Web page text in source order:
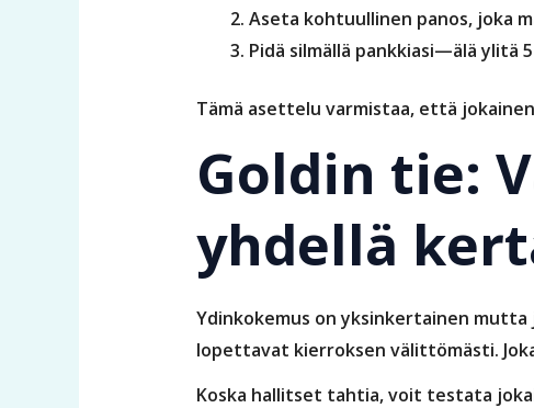
Aseta kohtuullinen panos, joka
Pidä silmällä pankkiasi—älä ylitä
Tämä asettelu varmistaa, että
Goldin tie:
yhdellä
Ydinkokemus on yksinkertainen
lopettavat kierroksen välittömästi.
Koska hallitset tahtia, voit testata